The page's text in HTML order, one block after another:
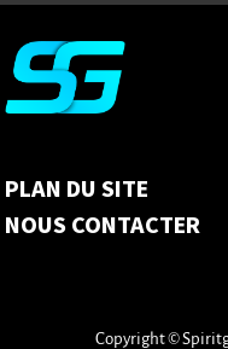
PLAN DU SITE
NOUS CONTACTER
Copyright ©